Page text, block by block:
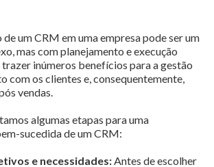
um CRM em uma empresa pode ser um
mas com planejamento e execução
inúmeros benefícios para a gestão
com os clientes e, consequentemente,
vendas.
algumas etapas para uma
sucedida de um CRM:
e necessidades:Antes de escolher